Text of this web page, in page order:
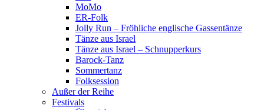
MoMo
ER-Folk
Jolly Run – Fröhliche englische Gassentänze
Tänze aus Israel
Tänze aus Israel – Schnupperkurs
Barock-Tanz
Sommertanz
Folksession
Außer der Reihe
Festivals